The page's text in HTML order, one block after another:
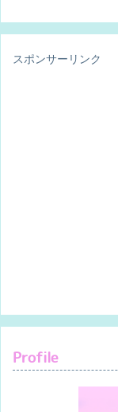
スポンサーリンク
Profile